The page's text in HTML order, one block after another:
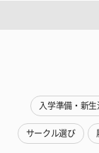
入学準備・新生
サークル選び